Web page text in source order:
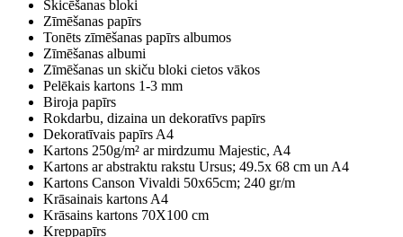
Skicēšanas bloki
Zīmēšanas papīrs
Tonēts zīmēšanas papīrs albumos
Zīmēšanas albumi
Zīmēšanas un skiču bloki cietos vākos
Pelēkais kartons 1-3 mm
Biroja papīrs
Rokdarbu, dizaina un dekoratīvs papīrs
Dekoratīvais papīrs A4
Kartons 250g/m² ar mirdzumu Majestic, A4
Kartons ar abstraktu rakstu Ursus; 49.5x 68 cm un A4
Kartons Canson Vivaldi 50x65cm; 240 gr/m
Krāsainais kartons A4
Krāsains kartons 70X100 cm
Kreppapīrs